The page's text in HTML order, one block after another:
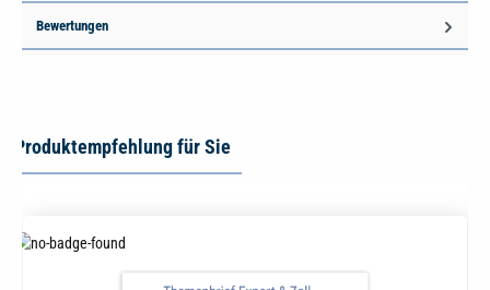
Bewertungen
Produktempfehlung für Sie